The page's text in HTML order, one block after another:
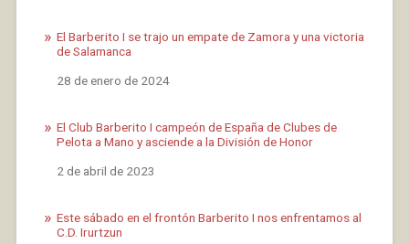
El Barberito I se trajo un empate de Zamora y una victoria
de Salamanca
Fecha
28 de enero de 2024
El Club Barberito I campeón de España de Clubes de
Pelota a Mano y asciende a la División de Honor
Fecha
2 de abril de 2023
Este sábado en el frontón Barberito I nos enfrentamos al
C.D. Irurtzun